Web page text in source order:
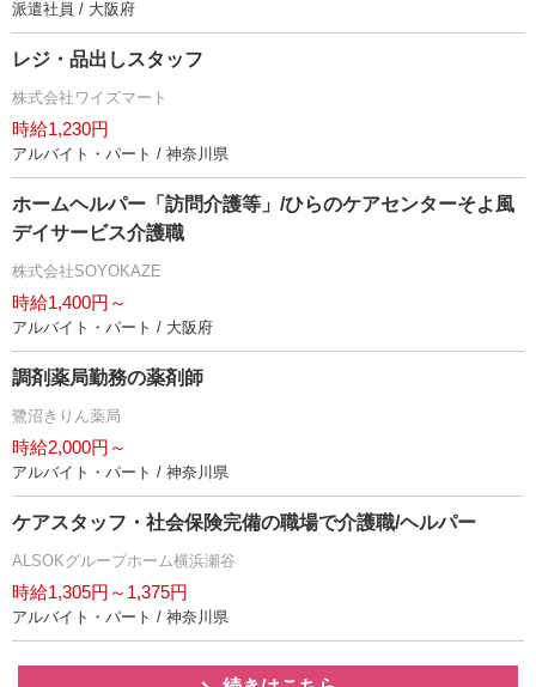
派遣社員 / 大阪府
レジ・品出しスタッフ
株式会社ワイズマート
時給1,230円
アルバイト・パート / 神奈川県
ホームヘルパー「訪問介護等」/ひらのケアセンターそよ風
デイサービス介護職
株式会社SOYOKAZE
時給1,400円～
アルバイト・パート / 大阪府
調剤薬局勤務の薬剤師
鷺沼きりん薬局
時給2,000円～
アルバイト・パート / 神奈川県
ケアスタッフ・社会保険完備の職場で介護職/ヘルパー
ALSOKグループホーム横浜瀬谷
時給1,305円～1,375円
アルバイト・パート / 神奈川県